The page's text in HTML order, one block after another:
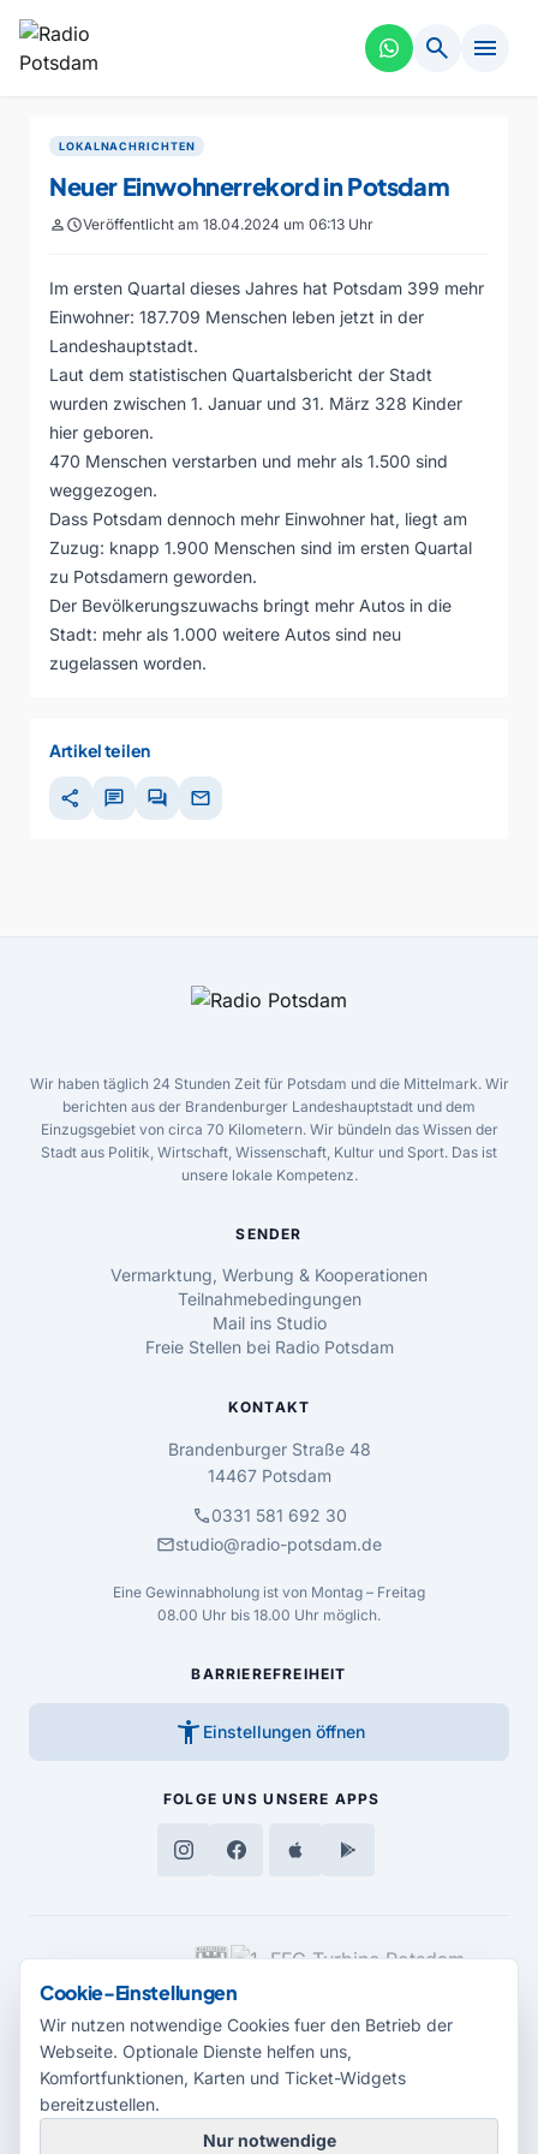
search menu
LOKALNACHRICHTEN
Neuer Einwohnerrekord in Potsdam
personscheduleVeröffentlicht am 18.04.2024 um 06:13 Uhr
Im ersten Quartal dieses Jahres hat Potsdam 399 mehr
Einwohner: 187.709 Menschen leben jetzt in der
Landeshauptstadt.
Laut dem statistischen Quartalsbericht der Stadt
wurden zwischen 1. Januar und 31. März 328 Kinder
hier geboren.
470 Menschen verstarben und mehr als 1.500 sind
weggezogen.
Dass Potsdam dennoch mehr Einwohner hat, liegt am
Zuzug: knapp 1.900 Menschen sind im ersten Quartal
zu Potsdamern geworden.
Der Bevölkerungszuwachs bringt mehr Autos in die
Stadt: mehr als 1.000 weitere Autos sind neu
zugelassen worden.
Artikel teilen
share chat forum mail
Wir haben täglich 24 Stunden Zeit für Potsdam und die Mittelmark. Wir
berichten aus der Brandenburger Landeshauptstadt und dem
Einzugsgebiet von circa 70 Kilometern. Wir bündeln das Wissen der
Stadt aus Politik, Wirtschaft, Wissenschaft, Kultur und Sport. Das ist
unsere lokale Kompetenz.
SENDER
Vermarktung, Werbung & Kooperationen
Teilnahmebedingungen
Mail ins Studio
Freie Stellen bei Radio Potsdam
KONTAKT
Brandenburger Straße 48
14467 Potsdam
call0331 581 692 30
mailstudio@radio-potsdam.de
Eine Gewinnabholung ist von Montag – Freitag
08.00 Uhr bis 18.00 Uhr möglich.
BARRIEREFREIHEIT
accessibility_new Einstellungen öffnen
FOLGE UNS UNSERE APPS
MEDIENPARTNER
Cookie-Einstellungen
Wir nutzen notwendige Cookies fuer den Betrieb der
Webseite. Optionale Dienste helfen uns,
Komfortfunktionen, Karten und Ticket-Widgets
bereitzustellen.
Nur notwendige